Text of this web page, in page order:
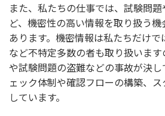
また、私たちの仕事では、試験問
ど、機密性の高い情報を取り扱う
あります。機密情報は私たちだけ
など不特定多数の者も取り扱いま
や試験問題の盗難などの事故が決
ェック体制や確認フローの構築、
しています。